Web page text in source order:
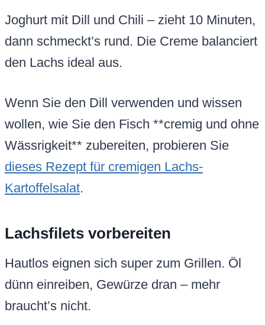
Joghurt mit Dill und Chili – zieht 10 Minuten,
dann schmeckt’s rund. Die Creme balanciert
den Lachs ideal aus.
Wenn Sie den Dill verwenden und wissen
wollen, wie Sie den Fisch **cremig und ohne
Wässrigkeit** zubereiten, probieren Sie
dieses Rezept für cremigen Lachs-
Kartoffelsalat.
Lachsfilets vorbereiten
Hautlos eignen sich super zum Grillen. Öl
dünn einreiben, Gewürze dran – mehr
braucht’s nicht.